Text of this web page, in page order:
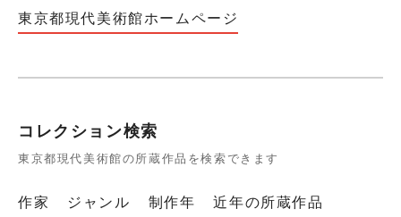
東京都現代美術館ホームページ
コレクション検索
東京都現代美術館の所蔵作品を検索できます
作家 ジャンル 制作年 近年の所蔵作品